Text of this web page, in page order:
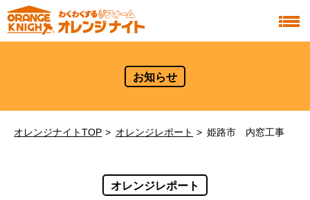
お知らせ
オレンジナイトTOP オレンジレポート 姫路市 内窓工事
オレンジレポート